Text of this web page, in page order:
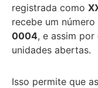
registrada como
recebe um
0004, e assim
unidades abertas.
Isso permite que